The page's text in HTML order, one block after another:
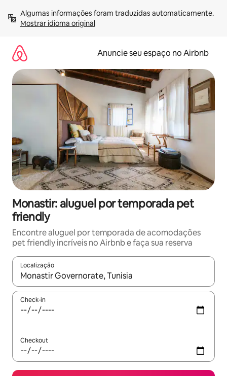
para
Mostrar idioma original
Anuncie seu espaço no Airbnb
Monastir: aluguel por temporada pet
friendly
Encontre aluguel por temporada de acomodações
pet friendly incríveis no Airbnb e faça sua reserva
Localização
Quando os resultados estiverem disponíveis, explore-os
Check-in
Checkout